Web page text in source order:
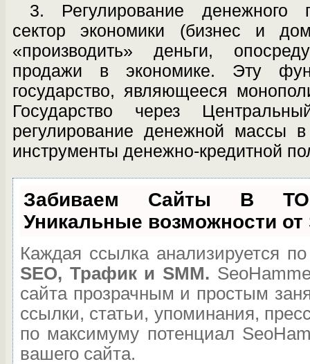
3. Регулирование денежного
сектор экономики (бизнес и
«производить» деньги,
продажи в экономике. Эту
государство, являющееся
Государство через
регулирование денежной массы
инструменты денежно-кредитной
Забиваем Сайты В
Уникальные возможности от
Каждая ссылка анализируется
SEO, Трафик и SMM.
сайта прозрачным и простым
ссылки, статьи, упоминания,
по максимуму потенциал
вашего сайта.